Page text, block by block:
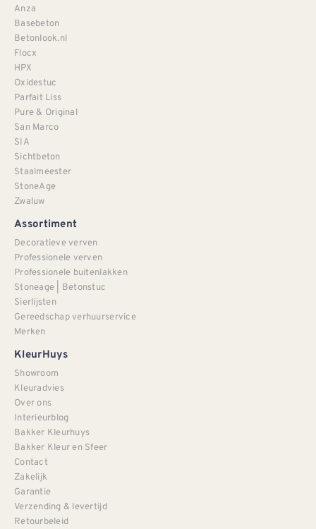
Anza
Basebeton
Betonlook.nl
Flocx
HPX
Oxidestuc
Parfait Liss
Pure & Original
San Marco
SIA
Sichtbeton
Staalmeester
StoneAge
Zwaluw
Assortiment
Decoratieve verven
Professionele verven
Professionele buitenlakken
Stoneage | Betonstuc
Sierlijsten
Gereedschap verhuurservice
Merken
KleurHuys
Showroom
Kleuradvies
Over ons
Interieurblog
Bakker Kleurhuys
Bakker Kleur en Sfeer
Contact
Zakelijk
Garantie
Verzending & levertijd
Retourbeleid